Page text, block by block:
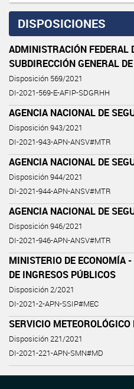
DISPOSICIONES
ADMINISTRACIÓN FEDERAL
SUBDIRECCIÓN GENERAL
Disposición 569/2021
DI-2021-569-E-AFIP-SDGRHH
AGENCIA NACIONAL DE
Disposición 943/2021
DI-2021-943-APN-ANSV#MTR
AGENCIA NACIONAL DE
Disposición 944/2021
DI-2021-944-APN-ANSV#MTR
AGENCIA NACIONAL DE
Disposición 946/2021
DI-2021-946-APN-ANSV#MTR
MINISTERIO DE ECONOMÍA
DE INGRESOS PÚBLICOS
Disposición 2/2021
DI-2021-2-APN-SSIP#MEC
SERVICIO
Disposición 221/2021
DI-2021-221-APN-SMN#MD